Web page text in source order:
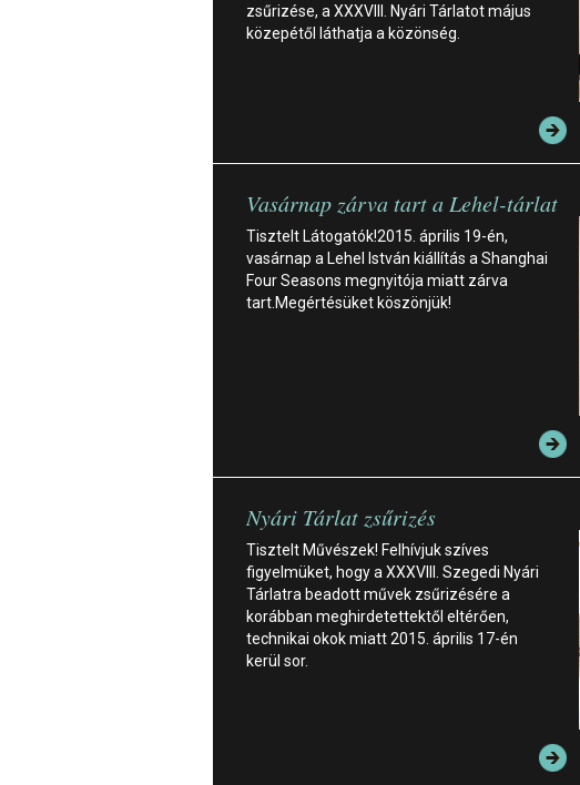
zsűrizése, a XXXVIII. Nyári Tárlatot május
közepétől láthatja a közönség.
Vasárnap zárva tart a Lehel-tárlat
Tisztelt Látogatók!2015. április 19-én,
vasárnap a Lehel István kiállítás a Shanghai
Four Seasons megnyitója miatt zárva
tart.Megértésüket köszönjük!
Nyári Tárlat zsűrizés
Tisztelt Művészek! Felhívjuk szíves
figyelmüket, hogy a XXXVIII. Szegedi Nyári
Tárlatra beadott művek zsűrizésére a
korábban meghirdetettektől eltérően,
technikai okok miatt 2015. április 17-én
kerül sor.